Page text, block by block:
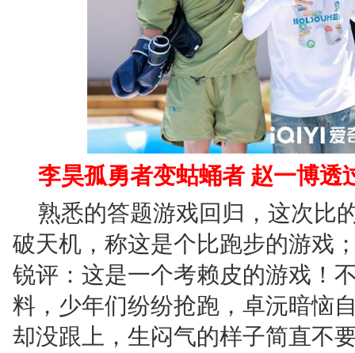
李昊孤勇者变蛄蛹者 赵一博透
熟悉的答题游戏回归，这次比
破天机，称这是个比跑步的游戏
锐评：这是一个考赖皮的游戏！
料，少年们纷纷抢跑，卓沅暗恼
却没跟上，生闷气的样子简直不